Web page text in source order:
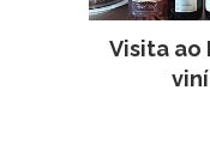
Visita ao